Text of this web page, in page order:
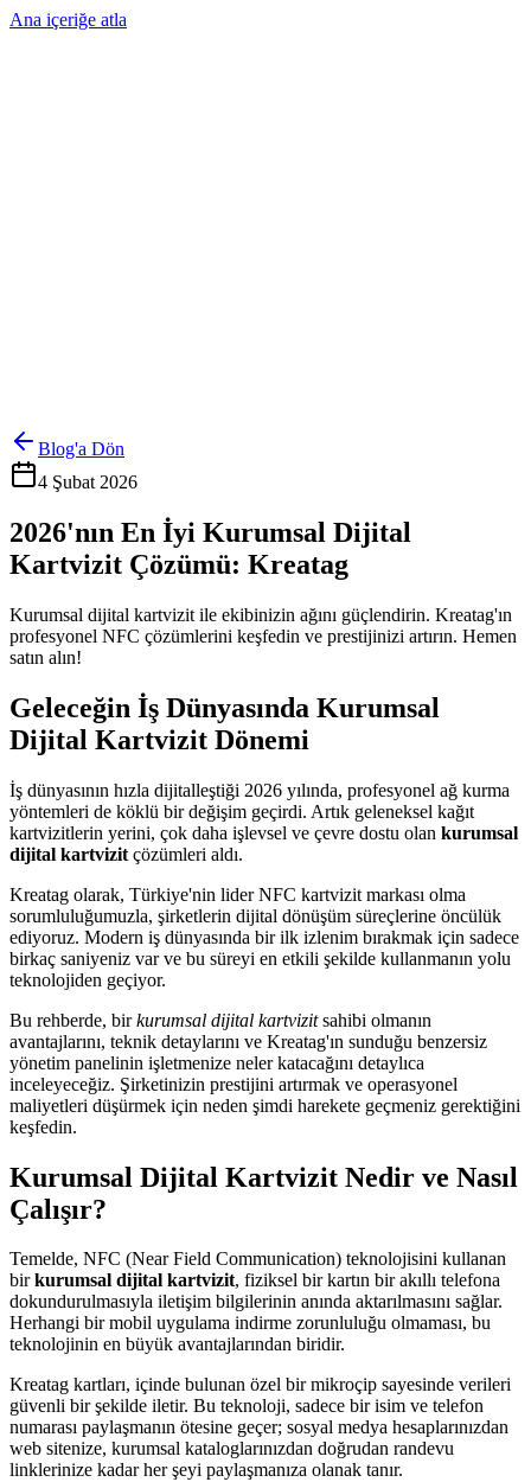
Ana içeriğe atla
Blog'a Dön
4 Şubat 2026
2026'nın En İyi Kurumsal Dijital
Kartvizit Çözümü: Kreatag
Kurumsal dijital kartvizit ile ekibinizin ağını güçlendirin. Kreatag'ın
profesyonel NFC çözümlerini keşfedin ve prestijinizi artırın. Hemen
satın alın!
Geleceğin İş Dünyasında Kurumsal
Dijital Kartvizit Dönemi
İş dünyasının hızla dijitalleştiği 2026 yılında, profesyonel ağ kurma
yöntemleri de köklü bir değişim geçirdi. Artık geleneksel kağıt
kartvizitlerin yerini, çok daha işlevsel ve çevre dostu olan kurumsal
dijital kartvizit çözümleri aldı.
Kreatag olarak, Türkiye'nin lider NFC kartvizit markası olma
sorumluluğumuzla, şirketlerin dijital dönüşüm süreçlerine öncülük
ediyoruz. Modern iş dünyasında bir ilk izlenim bırakmak için sadece
birkaç saniyeniz var ve bu süreyi en etkili şekilde kullanmanın yolu
teknolojiden geçiyor.
Bu rehberde, birkurumsal dijital kartvizitsahibi olmanın
avantajlarını, teknik detaylarını ve Kreatag'ın sunduğu benzersiz
yönetim panelinin işletmenize neler katacağını detaylıca
inceleyeceğiz. Şirketinizin prestijini artırmak ve operasyonel
maliyetleri düşürmek için neden şimdi harekete geçmeniz gerektiğini
keşfedin.
Kurumsal Dijital Kartvizit Nedir ve Nasıl
Çalışır?
Temelde, NFC (Near Field Communication) teknolojisini kullanan
birkurumsal dijital kartvizit, fiziksel bir kartın bir akıllı telefona
dokundurulmasıyla iletişim bilgilerinin anında aktarılmasını sağlar.
Herhangi bir mobil uygulama indirme zorunluluğu olmaması, bu
teknolojinin en büyük avantajlarından biridir.
Kreatag kartları, içinde bulunan özel bir mikroçip sayesinde verileri
güvenli bir şekilde iletir. Bu teknoloji, sadece bir isim ve telefon
numarası paylaşmanın ötesine geçer; sosyal medya hesaplarınızdan
web sitenize, kurumsal kataloglarınızdan doğrudan randevu
linklerinize kadar her şeyi paylaşmanıza olanak tanır.